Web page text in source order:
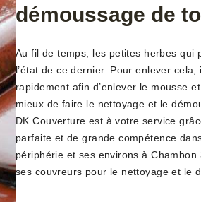
démoussage de
Au fil de temps, les petites herbes qui
l’état de ce dernier. Pour enlever
rapidement afin d’enlever le mousse
mieux de faire le nettoyage et le
DK Couverture est à votre service
parfaite et de grande compétence
périphérie et ses environs à
ses couvreurs pour le nettoyage et le